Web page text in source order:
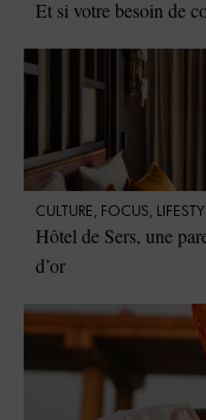
Et si votre besoin de
CULTURE, FOCUS,
Hôtel de Sers, une
d’or